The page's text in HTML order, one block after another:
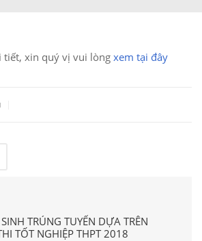
xin quý vị vui lòng xem tại đây
TRÚNG TUYỂN DỰA TRÊN
TỐT NGHIỆP THPT 2018